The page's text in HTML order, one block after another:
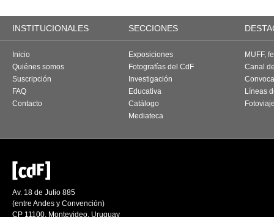
INSTITUCIONALES SECCIONES
Inicio
Quiénes somos
Suscripción
FAQ
Contacto
Exposiciones
Fotografías del CdF
Investigación
Educativa
Catálogo
Mediateca
MUFF,
Canal
Líneas
Av. 18 de Julio 885
(entre Andes y Convención)
CP 11100. Montevideo. Uruguay